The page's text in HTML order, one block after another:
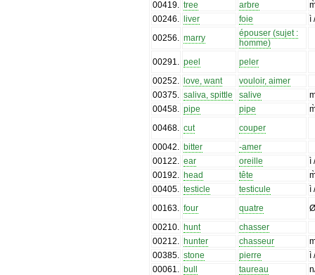
00419. tree arbre
00246. liver foie
ì
00256. marry
épouser (sujet :
homme)
00291. peel
peler
00252. love, want
vouloir, aimer
00375. saliva, spittle salive
00458. pipe pipe
00468. cut
couper
00042. bitter
-amer
00122. ear oreille
ì
00192. head tête
00405. testicle testicule
ì
00163. four quatre
00210. hunt
chasser
00212. hunter chasseur
00385. stone pierre
ì
00061. bull taureau